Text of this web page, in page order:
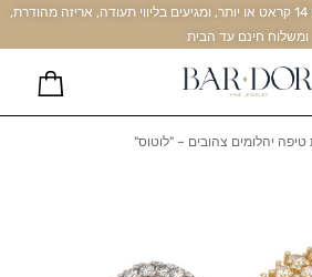
כל התכשיטים עשויים זהב אמיתי 14 קראט או יותר, ומגיעים בליווי תעודה, אריזה מהודרת,
ומשלוח חינם עד הבית
יהלומים צהובים – "לוטוס"